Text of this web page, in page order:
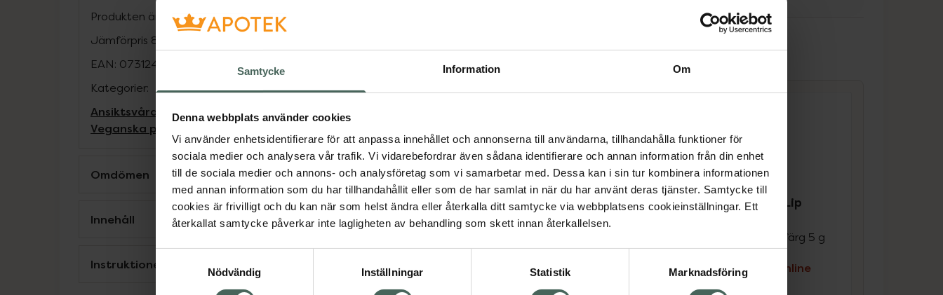
Samtycke Information Om
Denna webbplats använder cookies
Vi använder enhetsidentifierare för att anpassa innehållet och annonserna till användarna, tillhandahålla funktioner för
sociala medier och analysera vår trafik. Vi vidarebefordrar även sådana identifierare och annan information från din enhet
till de sociala medier och annons- och analysföretag som vi samarbetar med. Dessa kan i sin tur kombinera informationen
med annan information som du har tillhandahållit eller som de har samlat in när du har använt deras tjänster. Samtycke till
cookies är frivilligt och du kan när som helst ändra eller återkalla ditt samtycke via webbplatsens cookieinställningar. Ett
återkallat samtycke påverkar inte lagligheten av behandling som skett innan återkallelsen.
Nödvändig
Inställningar Statistik Marknadsföring
Köps ofta tillsammans
4 av 5 i omdöme
Kronans Apotek Lip
Balm Soft Nude
Kampanjpris online
22,42 kr
4.1 av 5 i omdöme
Kronans Apotek Lip
Läppbalsam med färg 5 g
Kampanjpris online
Produkten är vegansk
Jämförpris 8980 kr
EAN: 07312489980876
Kategorier:
Ansiktsvård Hudvård Läppbalsam Läppvård Vegansk hudvård
Veganska produkter
Omdömen Visa
Innehåll Visa
Instruktioner